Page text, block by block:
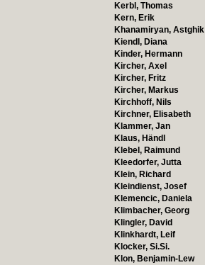
Kerbl, Thomas
Kern, Erik
Khanamiryan, Astghik
Kiendl, Diana
Kinder, Hermann
Kircher, Axel
Kircher, Fritz
Kircher, Markus
Kirchhoff, Nils
Kirchner, Elisabeth
Klammer, Jan
Klaus, Händl
Klebel, Raimund
Kleedorfer, Jutta
Klein, Richard
Kleindienst, Josef
Klemencic, Daniela
Klimbacher, Georg
Klingler, David
Klinkhardt, Leif
Klocker, Si.Si.
Klon, Benjamin-Lew